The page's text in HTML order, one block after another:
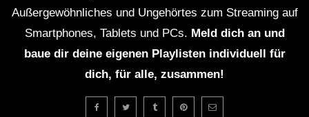
Außergewöhnliches und Ungehörtes zum Streaming auf
Smartphones, Tablets und PCs. Meld dich an und
baue dir deine eigenen Playlisten individuell für
dich, für alle, zusammen!